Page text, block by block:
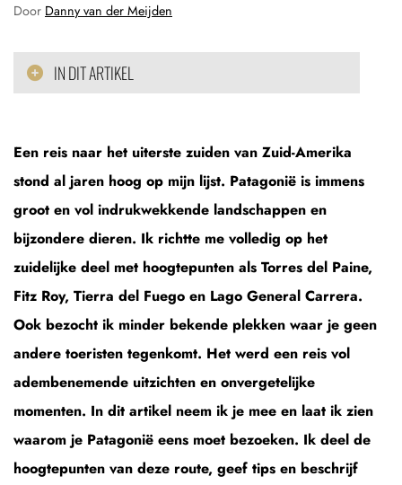
Door Danny van der Meijden
IN DIT ARTIKEL
Een reis naar het uiterste zuiden van Zuid-Amerika
stond al jaren hoog op mijn lijst. Patagonië is immens
groot en vol indrukwekkende landschappen en
bijzondere dieren. Ik richtte me volledig op het
zuidelijke deel met hoogtepunten als Torres del Paine,
Fitz Roy, Tierra del Fuego en Lago General Carrera.
Ook bezocht ik minder bekende plekken waar je geen
andere toeristen tegenkomt. Het werd een reis vol
adembenemende uitzichten en onvergetelijke
momenten. In dit artikel neem ik je mee en laat ik zien
waarom je Patagonië eens moet bezoeken. Ik deel de
hoogtepunten van deze route, geef tips en beschrijf